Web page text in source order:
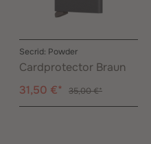
Secrid: Powder
Cardprotector Braun
31,50 €*
35,00 €*